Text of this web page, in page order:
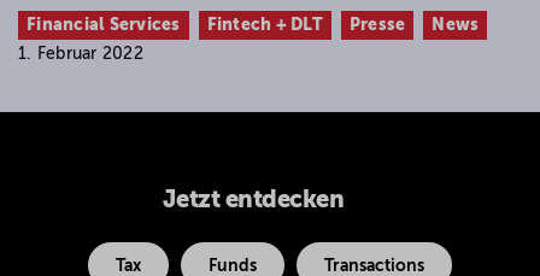
Financial Services Fintech + DLT Presse
News
1. Februar 2022
Jetzt entdecken
Tax Funds Transactions